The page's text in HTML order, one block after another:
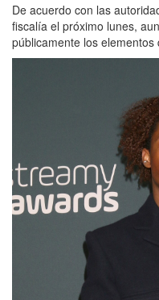
De acuerdo con las
fiscalía el próximo lunes,
públicamente los